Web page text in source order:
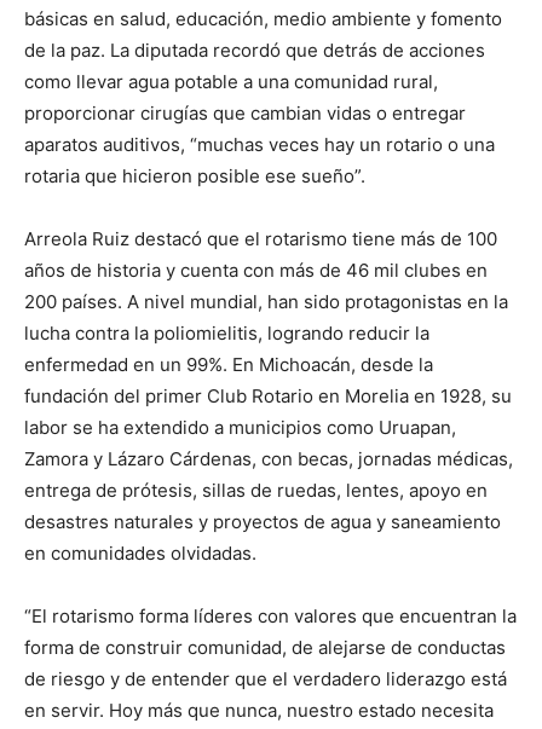
básicas en salud, educación, medio ambiente y fomento
de la paz. La diputada recordó que detrás de acciones
como llevar agua potable a una comunidad rural,
proporcionar cirugías que cambian vidas o entregar
aparatos auditivos, “muchas veces hay un rotario o una
rotaria que hicieron posible ese sueño”.
Arreola Ruiz destacó que el rotarismo tiene más de 100
años de historia y cuenta con más de 46 mil clubes en
200 países. A nivel mundial, han sido protagonistas en la
lucha contra la poliomielitis, logrando reducir la
enfermedad en un 99%. En Michoacán, desde la
fundación del primer Club Rotario en Morelia en 1928, su
labor se ha extendido a municipios como Uruapan,
Zamora y Lázaro Cárdenas, con becas, jornadas médicas,
entrega de prótesis, sillas de ruedas, lentes, apoyo en
desastres naturales y proyectos de agua y saneamiento
en comunidades olvidadas.
“El rotarismo forma líderes con valores que encuentran la
forma de construir comunidad, de alejarse de conductas
de riesgo y de entender que el verdadero liderazgo está
en servir. Hoy más que nunca, nuestro estado necesita